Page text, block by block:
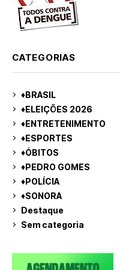
CATEGORIAS
♦BRASIL
♦ELEIÇÕES 2026
♦ENTRETENIMENTO
♦ESPORTES
♦ÓBITOS
♦PEDRO GOMES
♦POLÍCIA
♦SONORA
Destaque
Sem categoria